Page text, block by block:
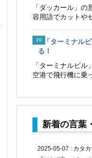
「ダッカール」
容用語でカットや
「ターミナル
る！
「ターミナルビル
空港で飛行機に乗
新着の言葉
2025-05-07 : カタ